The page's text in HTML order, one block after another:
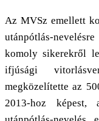
Az MVSz emellett
utánpótlás-
komoly sikerekről
ifjúsági
megközelítette az
2013-hoz